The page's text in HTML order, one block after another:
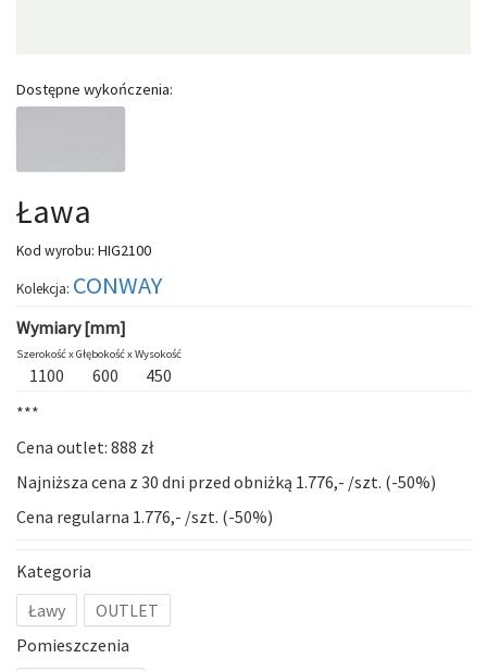
Dostępne wykończenia:
Ława
Kod wyrobu: HIG2100
Kolekcja: CONWAY
Wymiary [mm]
Szerokość xGłębokość xWysokość
1100 600
450
***
Cena outlet: 888 zł
Najniższa cena z 30 dni przed obniżką 1.776,- /szt. (-50%)
Cena regularna 1.776,- /szt. (-50%)
Kategoria
Ławy
OUTLET
Pomieszczenia